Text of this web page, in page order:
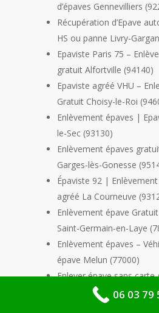
d’épaves Gennevilliers
Récupération d’Epave
HS ou panne Livry-
Epaviste Paris 75 –
gratuit Alfortville (94140)
Epaviste agréé VHU –
Gratuit Choisy-le-Roi
Enlèvement épaves |
le-Sec (93130)
Enlèvement épaves
Garges-lès-Gonesse
Épaviste 92 |
agréé La Courneuve
Enlèvement épave
Saint-Germain-en-Laye
Enlèvement épaves –
épave Melun (77000)
Enlever épave sans carte
récupération épave06 03 79